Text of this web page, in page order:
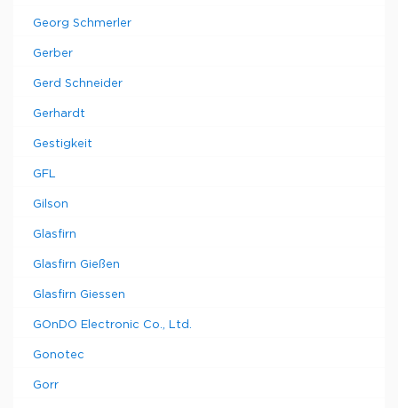
Georg Schmerler
Gerber
Gerd Schneider
Gerhardt
Gestigkeit
GFL
Gilson
Glasfirn
Glasfirn Gießen
Glasfirn Giessen
GOnDO Electronic Co., Ltd.
Gonotec
Gorr